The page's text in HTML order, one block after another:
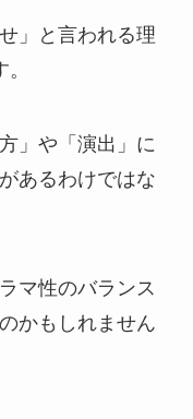
」と言われる理
」や「演出」に
あるわけではな
マ性のバランス
かもしれません